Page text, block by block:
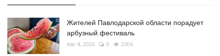
Жителей Павлодарской области порадует
арбузный фестиваль
Авг 4, 2026 0 2306